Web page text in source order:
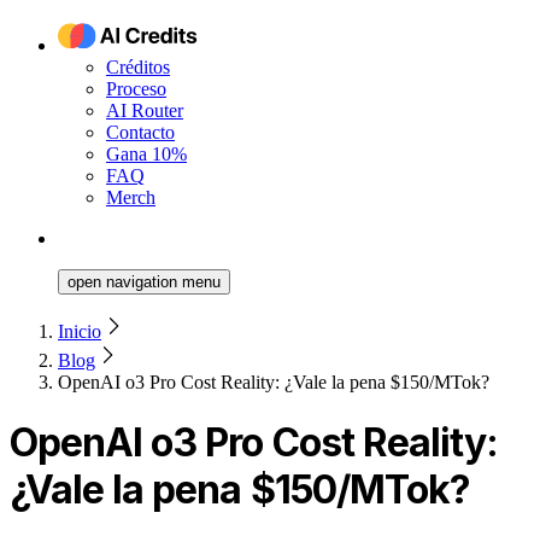
Créditos
Proceso
AI Router
Contacto
Gana 10%
FAQ
Merch
open navigation menu
Inicio
Blog
OpenAI o3 Pro Cost Reality: ¿Vale la pena $150/MTok?
OpenAI o3 Pro Cost Reality:
¿Vale la pena $150/MTok?